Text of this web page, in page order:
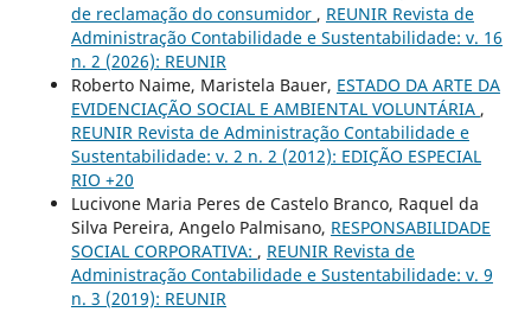
de reclamação do consumidor , REUNIR Revista de
Administração Contabilidade e Sustentabilidade: v. 16
n. 2 (2026): REUNIR
Roberto Naime, Maristela Bauer, ESTADO DA ARTE DA
EVIDENCIAÇÃO SOCIAL E AMBIENTAL VOLUNTÁRIA ,
REUNIR Revista de Administração Contabilidade e
Sustentabilidade: v. 2 n. 2 (2012): EDIÇÃO ESPECIAL
RIO +20
Lucivone Maria Peres de Castelo Branco, Raquel da
Silva Pereira, Angelo Palmisano, RESPONSABILIDADE
SOCIAL CORPORATIVA: , REUNIR Revista de
Administração Contabilidade e Sustentabilidade: v. 9
n. 3 (2019): REUNIR